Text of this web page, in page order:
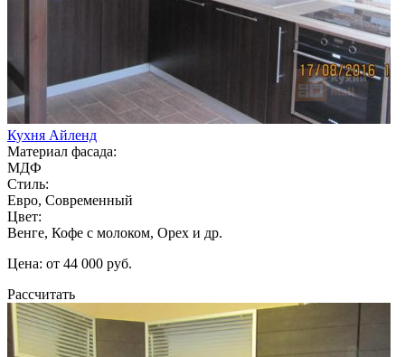
Кухня Айленд
Материал фасада:
МДФ
Стиль:
Евро, Современный
Цвет:
Венге, Кофе с молоком, Орех и др.
Цена: от 44 000 руб.
Рассчитать